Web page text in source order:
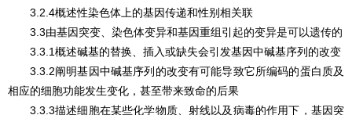
3.2.4概述性染色体上的基因传递和性别相关联
3.3由基因突变、染色体变异和基因重组引起的变异是可以遗传的
3.3.1概述碱基的替换、插入或缺失会引发基因中碱基序列的改变
3.3.2阐明基因中碱基序列的改变有可能导致它所编码的蛋白质及
相应的细胞功能发生变化，甚至带来致命的后果
3.3.3描述细胞在某些化学物质、射线以及病毒的作用下，基因突